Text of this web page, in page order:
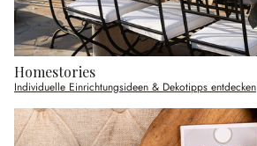
Homestories
Individuelle Einrichtungsideen & Dekotipps entdecken